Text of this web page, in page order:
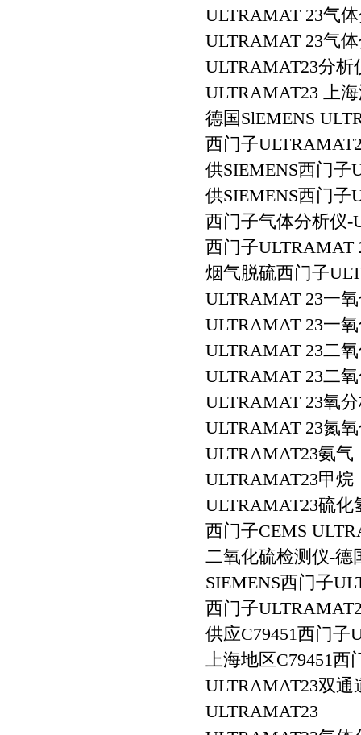
ULTRAMAT 23气
ULTRAMAT 23气
ULTRAMAT23分析
ULTRAMAT23 上
德国SlEMENS
西门子
供SIEMENS西门子
供SIEMENS西门子
西门子气体分析仪-
西门子ULTRAMAT
烟气脱硫西门子
ULTRAMAT 23一
ULTRAMAT 23一
ULTRAMAT 23二
ULTRAMAT 23二
ULTRAMAT 23氧
ULTRAMAT 23氮
ULTRAMAT23氨气
ULTRAMAT23甲烷
ULTRAMAT23硫化
西门子CEMS
二氧化硫检测仪-德
SIEMENS西门子
西门子
供应C79451西门子
上海地区C79451西
ULTRAMAT23双通
ULTRAMAT23